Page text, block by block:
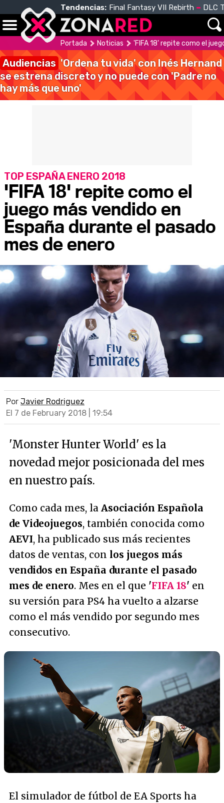
Tendencias: Final Fantasy VII Rebirth DLC
Portada Noticias 'FIFA 18' repite como el
Audiencias 'Ordena tu vida' con Inés Hernand
se estrena discreto y no puede con 'Padre no
hay más que uno'
'FIFA 18' repite como el
juego más vendido en
España durante el pasado
mes de enero
TOP ESPAÑA ENERO 2018
Por Javier Rodriguez
El 7 de February 2018 | 19:54
'Monster Hunter World' es la
novedad mejor posicionada del mes
en nuestro país.
Como cada mes, la Asociación Española
de Videojuegos, también conocida como
AEVI, ha publicado sus más recientes
datos de ventas, con los juegos más
vendidos en España durante el pasado
mes de enero. Mes en el que 'FIFA 18' en
su versión para PS4 ha vuelto a alzarse
como el más vendido por segundo mes
consecutivo.
El simulador de fútbol de EA Sports ha